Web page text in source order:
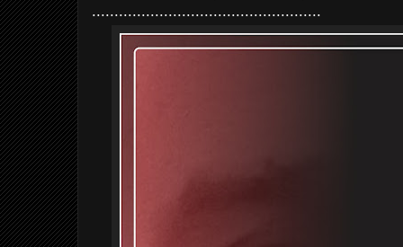
...................................................